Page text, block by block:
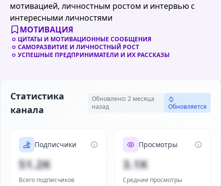
мотивацией, личностным ростом и интервью с
интересными личностями
МОТИВАЦИЯ
ЦИТАТЫ И МОТИВАЦИОННЫЕ СООБЩЕНИЯ
САМОРАЗВИТИЕ И ЛИЧНОСТНЫЙ РОСТ
УСПЕШНЫЕ ПРЕДПРИНИМАТЕЛИ И ИХ РАССКАЗЫ
Статистика
канала
Обновлено: 2 месяца
назад
Обновляется
Подписчики
51.2K
Всего подписчиков
Просмотры
3.1K
Средние просмотры